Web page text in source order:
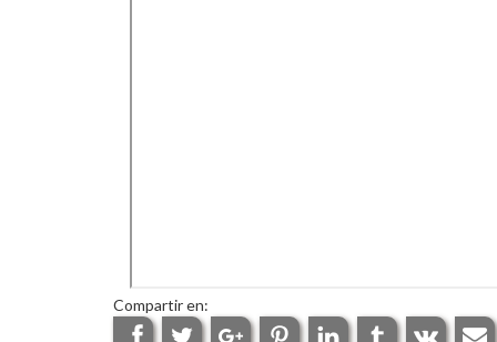
Compartir en: